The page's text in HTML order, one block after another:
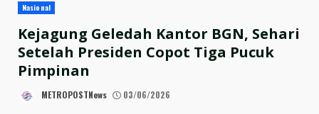
Nasional
Kejagung Geledah Kantor BGN, Sehari
Setelah Presiden Copot Tiga Pucuk
Pimpinan
METROPOSTNews 03/06/2026